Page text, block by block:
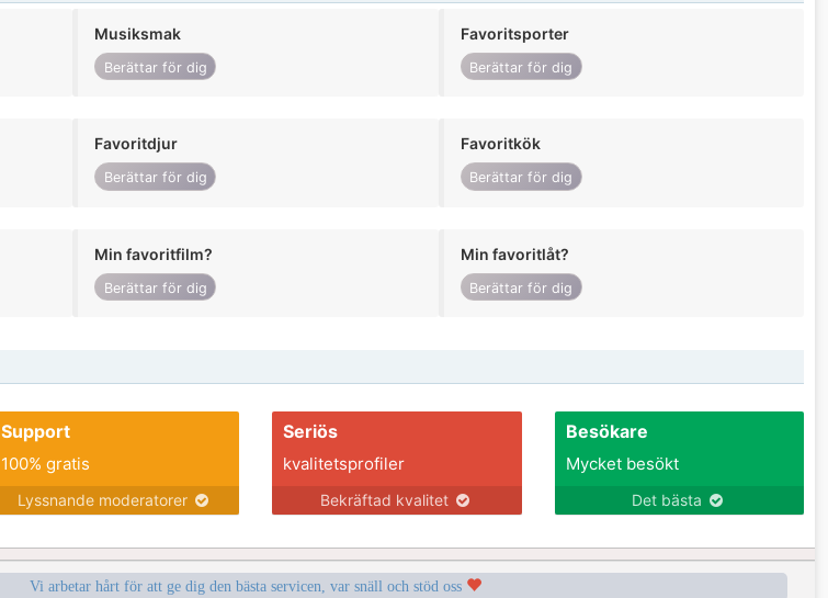
Musiksmak
Berättar för dig
Favoritsporter
Berättar för dig
Favoritdjur
Berättar för dig
Favoritkök
Berättar för dig
Min favoritfilm?
Berättar för dig
Min favoritlåt?
Berättar för dig
Support
100% gratis
Lyssnande moderatorer
Seriös
kvalitetsprofiler
Bekräftad kvalitet
Besökare
Mycket besökt
Det bästa
Vi arbetar hårt för att ge dig den bästa servicen, var snäll och stöd oss